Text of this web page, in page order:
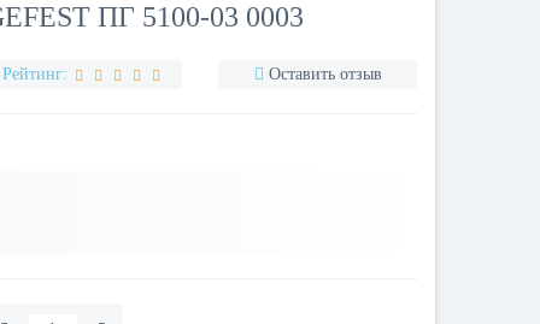
ПГ 5100-03 0003
Рейтинг: Оставить отзыв